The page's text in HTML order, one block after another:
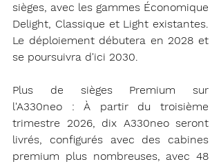
sièges, avec les gammes Économique
Delight, Classique et Light existantes.
Le déploiement débutera en 2028 et
se poursuivra d'ici 2030.
Plus de sièges Premium sur
l'A330neo : À partir du troisième
trimestre 2026, dix A330neo seront
livrés, configurés avec des cabines
premium plus nombreuses, avec 48